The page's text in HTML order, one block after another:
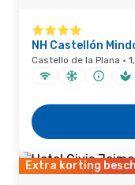
NH Castellón
Castello de la Plana ·
Extra korting